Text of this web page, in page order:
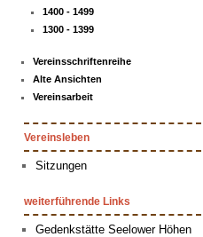
1400 - 1499
1300 - 1399
Vereinsschriftenreihe
Alte Ansichten
Vereinsarbeit
Vereinsleben
Sitzungen
weiterführende Links
Gedenkstätte Seelower Höhen